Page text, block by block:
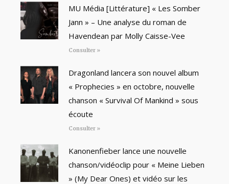
MU Média [Littérature] « Les Somber
Jann » – Une analyse du roman de
Havendean par Molly Caisse-Vee
Consulter »
Dragonland lancera son nouvel album
« Prophecies » en octobre, nouvelle
chanson « Survival Of Mankind » sous
écoute
Consulter »
Kanonenfieber lance une nouvelle
chanson/vidéoclip pour « Meine Lieben
» (My Dear Ones) et vidéo sur les